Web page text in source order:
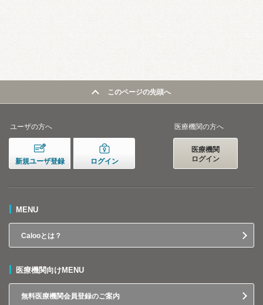
このページの先頭へ
ユーザの方へ
新規ユーザ登録 ログイン
医療機関の方へ
医療機関
ログイン
MENU
Calooとは？
医療機関向けMENU
無料医療機関会員登録のご案内